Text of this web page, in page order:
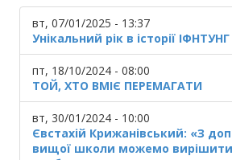
вт, 07/01/2025 - 13:37
Унікальний рік в історії ІФНТУНГ
пт, 18/10/2024 - 08:00
ТОЙ, ХТО ВМІЄ ПЕРЕМАГАТИ
вт, 30/01/2024 - 10:00
Євстахій Крижанівський: «З
вищої школи можемо